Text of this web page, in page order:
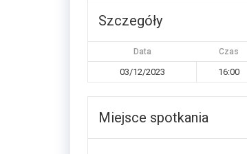
Szczegóły
Data Czas
03/12/2023 16:00
Miejsce spotkania